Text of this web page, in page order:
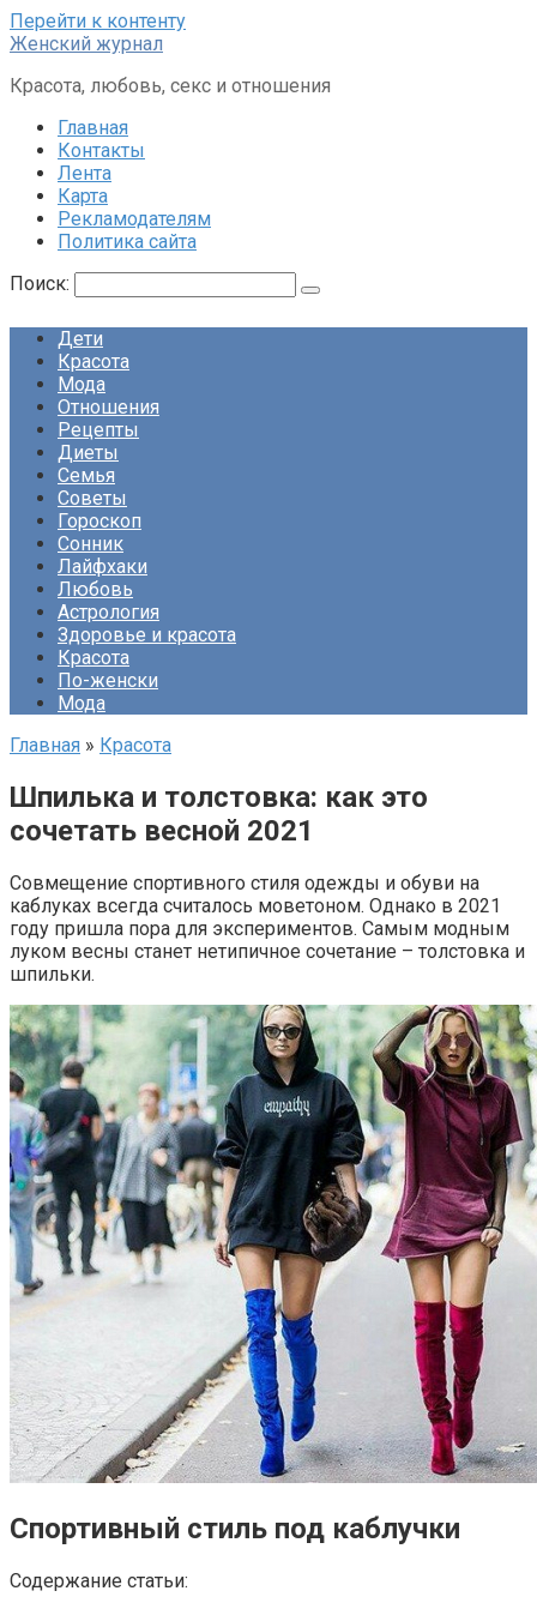
Перейти к контенту
Женский журнал
Красота, любовь, секс и отношения
Главная
Контакты
Лента
Карта
Рекламодателям
Политика сайта
Поиск:
Дети
Красота
Мода
Отношения
Рецепты
Диеты
Семья
Советы
Гороскоп
Сонник
Лайфхаки
Любовь
Астрология
Здоровье и красота
Красота
По-женски
Мода
Главная » Красота
Шпилька и толстовка: как это
сочетать весной 2021
Совмещение спортивного стиля одежды и обуви на
каблуках всегда считалось моветоном. Однако в 2021
году пришла пора для экспериментов. Самым модным
луком весны станет нетипичное сочетание – толстовка и
шпильки.
Спортивный стиль под каблучки
Содержание статьи: